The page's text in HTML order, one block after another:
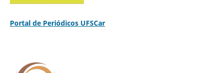
Portal de Periódicos UFSCar